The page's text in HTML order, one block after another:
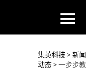
集英科技 > 新闻
动态 > 一步步教